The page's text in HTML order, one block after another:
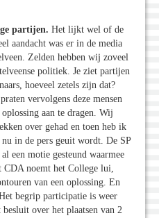
partijen. Het lijkt wel of de
aandacht was er in de media
Zelden hebben wij zoveel
politiek. Je ziet partijen
hoeveel zetels zijn dat?
vervolgens deze mensen
aan te dragen. Wij
over gehad en toen heb ik
in de pers geuit wordt. De SP
een motie gesteund waarmee
CDA noemt het College lui,
van een oplossing. En
begrip participatie is weer
over het plaatsen van 2